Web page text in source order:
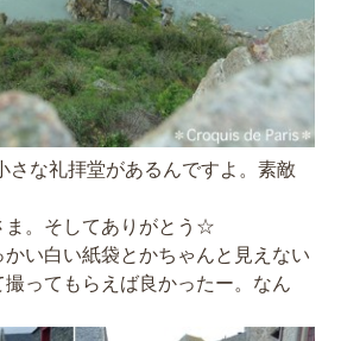
な礼拝堂があるんですよ。素敵
ま。そしてありがとう☆
い白い紙袋とかちゃんと見えない
ってもらえば良かったー。なん